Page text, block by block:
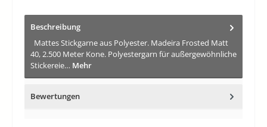
Beschreibung
Mattes Stickgarne aus Polyester. Madeira Frosted Matt
40, 2.500 Meter Kone. Polyestergarn für außergewöhnliche
Stickereie… Mehr
Bewertungen